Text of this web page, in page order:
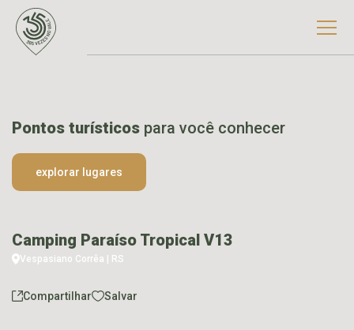
Pontos turísticos para você conhecer
explorar lugares
Camping Paraíso Tropical V13
Vespasiano Corrêa | RS
Compartilhar Salvar